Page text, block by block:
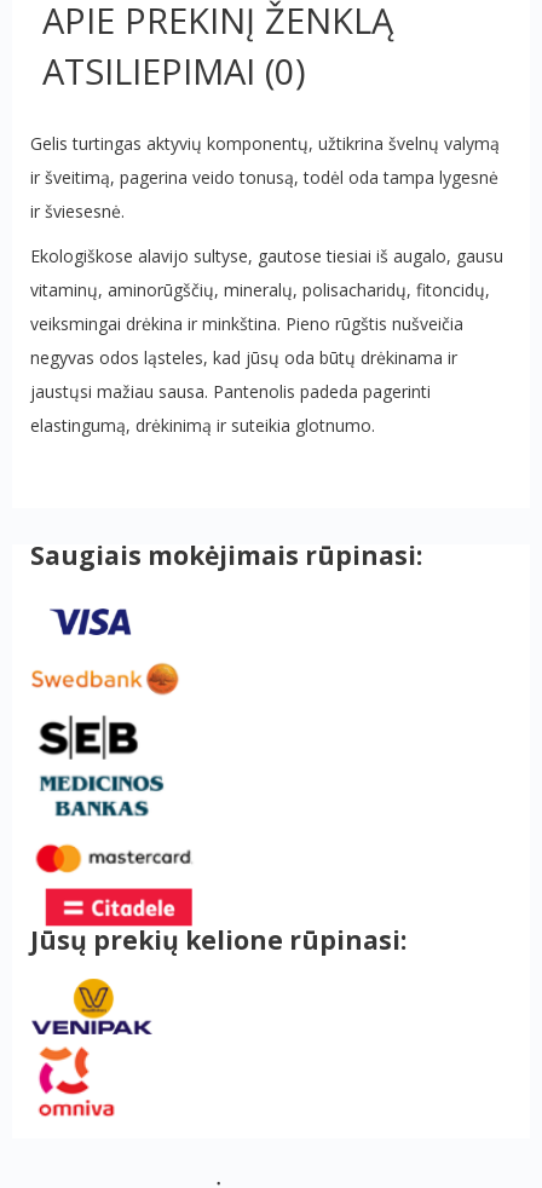
APIE PREKINĮ ŽENKLĄ
ATSILIEPIMAI (0)
Gelis turtingas aktyvių komponentų, užtikrina švelnų valymą
ir šveitimą, pagerina veido tonusą, todėl oda tampa lygesnė
ir šviesesnė.
Ekologiškose alavijo sultyse, gautose tiesiai iš augalo, gausu
vitaminų, aminorūgščių, mineralų, polisacharidų, fitoncidų,
veiksmingai drėkina ir minkština. Pieno rūgštis nušveičia
negyvas odos ląsteles, kad jūsų oda būtų drėkinama ir
jaustųsi mažiau sausa. Pantenolis padeda pagerinti
elastingumą, drėkinimą ir suteikia glotnumo.
Saugiais mokėjimais rūpinasi:
Jūsų prekių kelione rūpinasi: